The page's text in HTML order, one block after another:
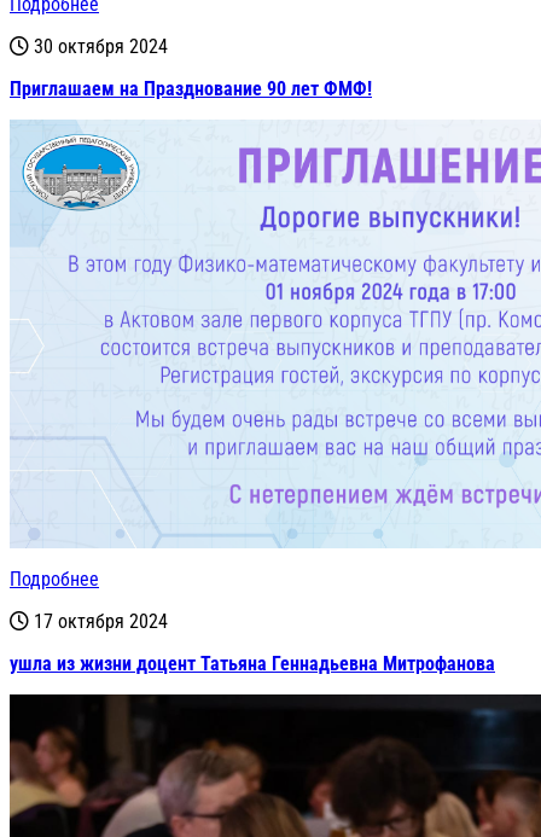
30 октября 2024
Приглашаем на Празднование 90 лет ФМФ!
Подробнее
17 октября 2024
ушла из жизни доцент Татьяна Геннадьевна Митрофанова